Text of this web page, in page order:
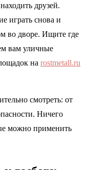
друзей.
играть снова и
во дворе. Ищите где
вам уличные
на rostmetall.ru
смотреть: от
Ничего
можно применить